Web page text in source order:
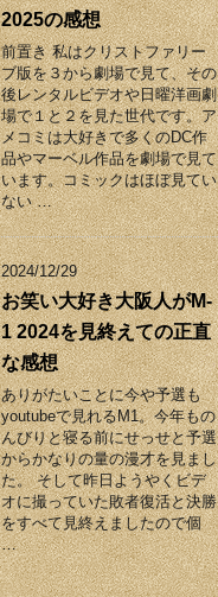
2025の感想
前置き 私はクリストファリー
ブ版を３から劇場で見て、その
後レンタルビデオや日曜洋画劇
場で１と２を見た世代です。ア
メコミは大好きで多くのDC作
品やマーベル作品を劇場で見て
います。コミックはほぼ見てい
ない …
2024/12/29
お笑い大好き大阪人がM-
1 2024を見終えての正直
な感想
ありがたいことに今や予選も
youtubeで見れるM1。今年もの
んびりと寝る前にせっせと予選
からかなりの量の漫才を見まし
た。 そして昨日ようやくビデ
オに撮っていた敗者復活と決勝
をすべて見終えましたので個
…